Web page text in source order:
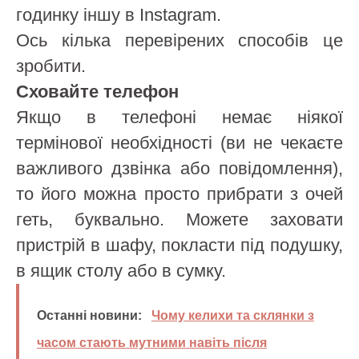
годинку іншу в Instagram.
Ось кілька перевірених способів це
зробити.
Сховайте телефон
Якщо в телефоні немає ніякої
термінової необхідності (ви не чекаєте
важливого дзвінка або повідомлення),
то його можна просто прибрати з очей
геть, буквально. Можете заховати
пристрій в шафу, покласти під подушку,
в ящик столу або в сумку.
Останні новини:
Чому келихи та склянки з
часом стають мутними навіть після